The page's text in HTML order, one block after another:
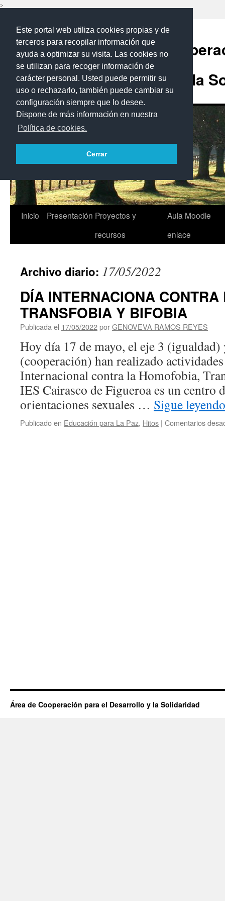
Este portal web utiliza cookies propias y de
terceros para recopilar información que
ayuda a optimizar su visita. Las cookies no
se utilizan para recoger información de
carácter personal. Usted puede permitir su
uso o rechazarlo, también puede cambiar su
configuración siempre que lo desee.
Dispone de más información en nuestra
Política de cookies.
Cerrar
>
contenido
Área de
Desarrollo y la
Inicio Presentación Proyectos y
recursos
Aula Moodle
enlace
Archivo diario: 17/05/2022
DÍA INTERNACIONA
TRANSFOBIA Y BIFOBIA
Publicada el 17/05/2022porGENOVEVA RAMOS REYES
Hoy día 17 de mayo, el eje 3 (igualdad)
(cooperación) han realizado
Internacional contra la Homofobia,
IES Cairasco de Figueroa es un centro
orientaciones sexuales … Sigue
Publicado en Educación para La Paz, Hitos | Comentarios
Área de Cooperación para el Desarrollo y la Solidaridad